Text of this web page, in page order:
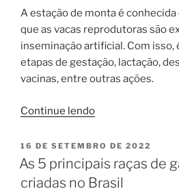
A estação de monta é
que as vacas reprodutoras são
inseminação artificial. Com isso,
etapas de gestação, lactação,
vacinas, entre outras ações.
Continue lendo“Como
a
estação
de
PUBLICADO
EM
16 DE SETEMBRO DE 2022
As 5 principais raças de
criadas no Brasil